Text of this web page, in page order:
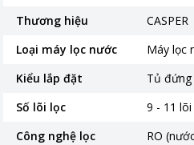
Thương hiệu
CASPER
Loại máy lọc nước
Máy lọc
Kiểu lắp đặt
Tủ đứng
Số lõi lọc
9 - 11 lõi
Công nghệ lọc
RO